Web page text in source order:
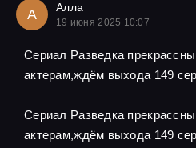
А Алла
19 июня 2025 10:07
Сериал Разведка
актерам,ждём выхода 149
Сериал Разведка
актерам,ждём выхода 149